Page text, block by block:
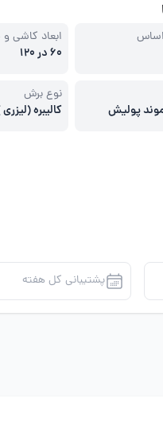
ابعاد کاشی
60 در 120
پولیش
نوع برش
کالیبره
پشتیبانی کل هفته